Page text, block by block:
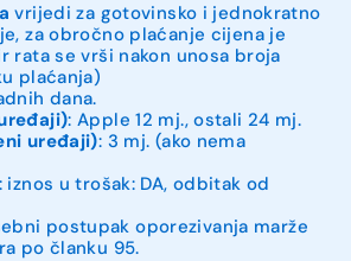
vrijedi za gotovinsko i jednokratno
za obročno plaćanje cijena je
rata se vrši nakon unosa broja
plaćanja)
dana.
: Apple 12 mj., ostali 24 mj.
uređaji): 3 mj. (ako nema
: iznos u trošak: DA, odbitak od
postupak oporezivanja marže
po članku 95.